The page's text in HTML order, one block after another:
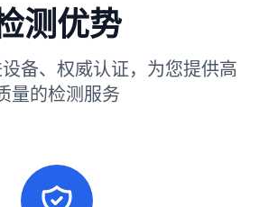
测优势
备、权威认证，为您提供高
量的检测服务